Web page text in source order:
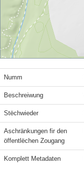
Numm
Beschreiwung
Stëchwieder
Aschränkungen fir den
öffentlëchen Zougang
Komplett Metadaten